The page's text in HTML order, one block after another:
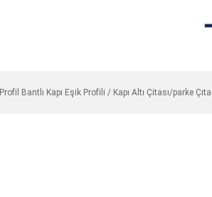
Profil Bantlı Kapı Eşik Profili / Kapı Altı Çitası/parke